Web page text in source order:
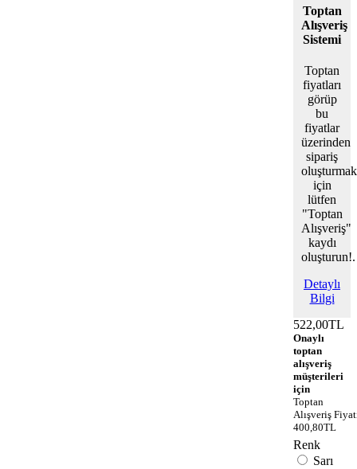
Toptan
Alışveriş
Sistemi
Toptan
fiyatları
görüp
bu
fiyatlar
üzerinden
sipariş
oluşturmak
için
lütfen
"Toptan
Alışveriş"
kaydı
oluşturun!.
Detaylı
Bilgi
522,00TL
Onaylı
toptan
alışveriş
müşterileri
için
Toptan
Alışveriş
400,80TL
Renk
Sarı